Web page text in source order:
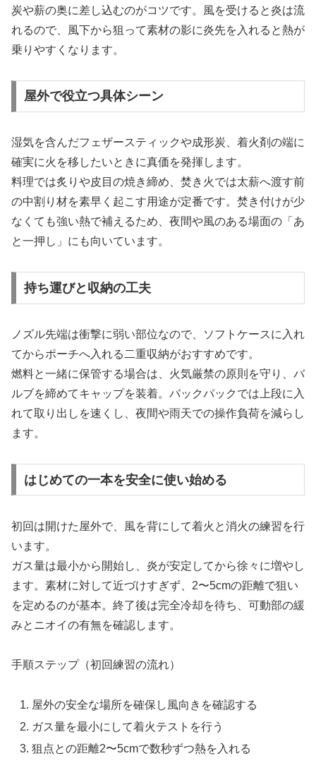
炭や薪の奥に差し込むのがコツです。風を受けると炎は流
れるので、風下から狙って素材の影に炎先を入れると熱が
乗りやすくなります。
屋外で役立つ具体シーン
湿気を含んだフェザースティックや成形炭、着火剤の端に
確実に火を移したいときに真価を発揮します。
料理では炙りや皮目の焼き締め、焚き火では太薪へ渡す前
の中割り材を素早く起こす用途が定番です。焚き付けが少
なくても強い熱で補えるため、夜間や風のある場面の「あ
と一押し」にも向いています。
持ち運びと収納の工夫
ノズル先端は衝撃に弱い部位なので、ソフトケースに入れ
てからポーチへ入れる二重収納がおすすめです。
燃料と一緒に保管する場合は、火気厳禁の原則を守り、バ
ルブを締めてキャップを装着。バックパックでは上段に入
れて取り出しを速くし、夜間や雨天での操作負荷を減らし
ます。
はじめての一本を安全に使い始める
初回は開けた屋外で、風を背にして着火と消火の練習を行
います。
ガス量は最小から開始し、炎が安定してから徐々に増やし
ます。素材に対して近づけすぎず、2〜5cmの距離で狙い
を定めるのが基本。終了後は完全冷却を待ち、可動部の緩
みとニオイの有無を確認します。
手順ステップ（初回練習の流れ）
屋外の安全な場所を確保し風向きを確認する
ガス量を最小にして着火テストを行う
狙点との距離2〜5cmで数秒ずつ熱を入れる